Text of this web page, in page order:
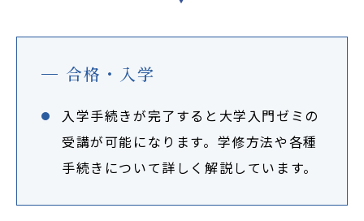
合格・入学
入学手続きが完了すると大学入門ゼミの
受講が可能になります。学修方法や各種
手続きについて詳しく解説しています。